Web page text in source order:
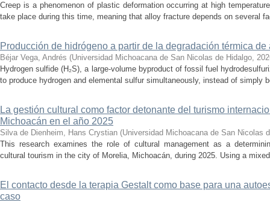
Creep is a phenomenon of plastic deformation occurring at high
take place during this time, meaning that alloy fracture depends on several
Producción de hidrógeno a partir de la degradación térmica
Béjar Vega, Andrés (Universidad Michoacana de San Nicolas de Hidalgo,
Hydrogen sulfide (H₂S), a large-volume byproduct of fossil fuel
to produce hydrogen and elemental sulfur simultaneously, instead of simply
La gestión cultural como factor detonante del turismo
Michoacán en el año 2025
Silva de Dienheim, Hans Crystian (Universidad Michoacana de San Nicolas
This research examines the role of cultural management as a
cultural tourism in the city of Morelia, Michoacán, during 2025. Using a
El contacto desde la terapia Gestalt como base para una
caso